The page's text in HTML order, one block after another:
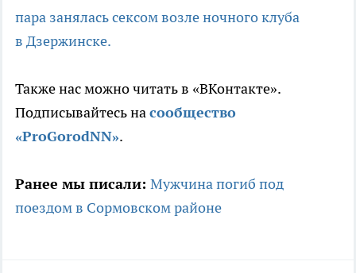
пара занялась сексом возле ночного клуба
в Дзержинске.
Также нас можно читать в «ВКонтакте».
Подписывайтесь насообщество
«ProGorodNN».
Ранее мы писали: Мужчина погиб под
поездом в Сормовском районе